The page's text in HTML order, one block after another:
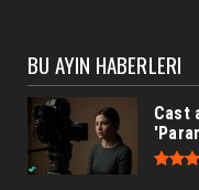
BU AYIN HABERLERI
Cast